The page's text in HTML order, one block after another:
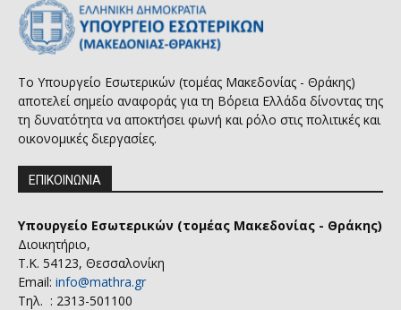
Το Υπουργείο Εσωτερικών (τομέας Μακεδονίας - Θράκης)
αποτελεί σημείο αναφοράς για τη Βόρεια Ελλάδα δίνοντας της
τη δυνατότητα να αποκτήσει φωνή και ρόλο στις πολιτικές και
οικονομικές διεργασίες.
ΕΠΙΚΟΙΝΩΝΙΑ
Υπουργείο Εσωτερικών (τομέας Μακεδονίας - Θράκης)
Διοικητήριο,
Τ.Κ. 54123, Θεσσαλονίκη
Email: info@mathra.gr
Τηλ. : 2313-501100